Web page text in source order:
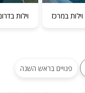
וילות במרכז וילות
פנויים בראש השנה